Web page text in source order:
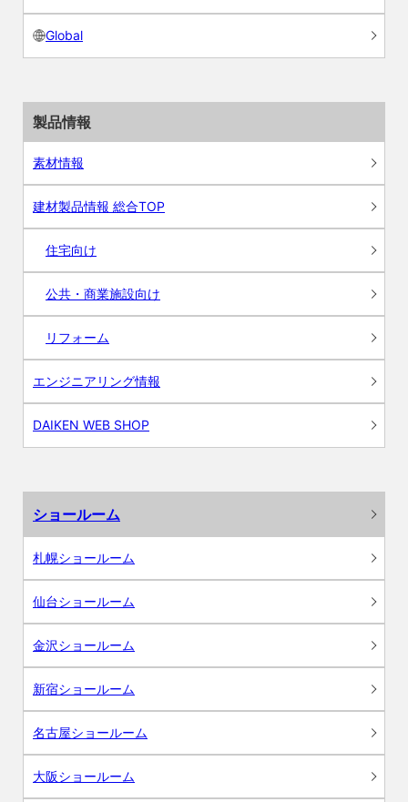
Global
製品情報
素材情報
建材製品情報 総合TOP
住宅向け
公共・商業施設向け
リフォーム
エンジニアリング情報
DAIKEN WEB SHOP
ショールーム
札幌ショールーム
仙台ショールーム
金沢ショールーム
新宿ショールーム
名古屋ショールーム
大阪ショールーム